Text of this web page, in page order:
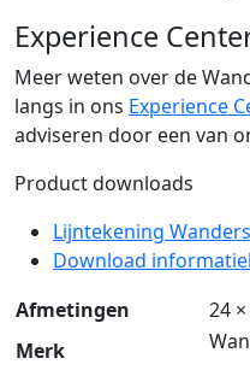
Experience
Meer weten over de
langs in ons Experience
adviseren door een van
Product downloads
Lijntekening
Download
Afmetingen
24
Merk